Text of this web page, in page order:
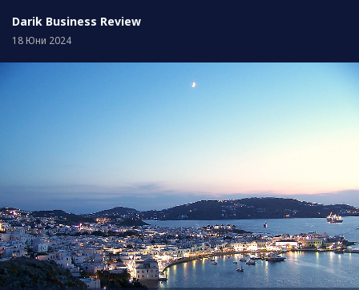
Darik Business Review
18 Юни 2024